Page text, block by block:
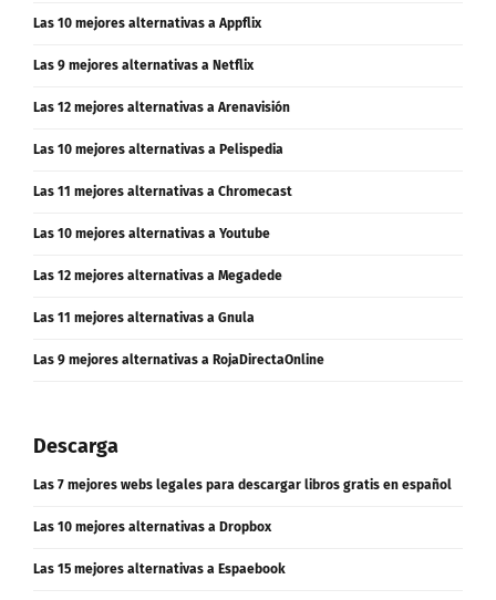
Las 10 mejores alternativas a Appflix
Las 9 mejores alternativas a Netflix
Las 12 mejores alternativas a Arenavisión
Las 10 mejores alternativas a Pelispedia
Las 11 mejores alternativas a Chromecast
Las 10 mejores alternativas a Youtube
Las 12 mejores alternativas a Megadede
Las 11 mejores alternativas a Gnula
Las 9 mejores alternativas a RojaDirectaOnline
Descarga
Las 7 mejores webs legales para descargar libros gratis en español
Las 10 mejores alternativas a Dropbox
Las 15 mejores alternativas a Espaebook